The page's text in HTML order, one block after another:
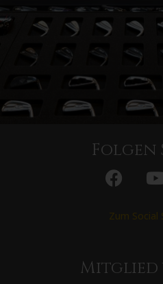
Folgen
Zum Social
Mitglied